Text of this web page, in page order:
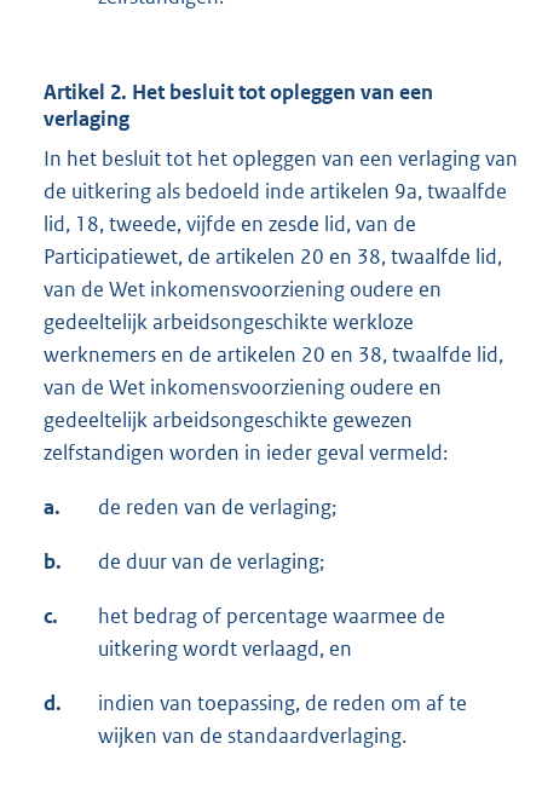
Artikel 2. Het besluit tot opleggen van een
verlaging
In het besluit tot het opleggen van een verlaging van
de uitkering als bedoeld inde artikelen 9a, twaalfde
lid, 18, tweede, vijfde en zesde lid, van de
Participatiewet, de artikelen 20 en 38, twaalfde lid,
van de Wet inkomensvoorziening oudere en
gedeeltelijk arbeidsongeschikte werkloze
werknemers en de artikelen 20 en 38, twaalfde lid,
van de Wet inkomensvoorziening oudere en
gedeeltelijk arbeidsongeschikte gewezen
zelfstandigen worden in ieder geval vermeld:
a. de reden van de verlaging;
b. de duur van de verlaging;
c.
het bedrag of percentage waarmee de
uitkering wordt verlaagd, en
d.
indien van toepassing, de reden om af te
wijken van de standaardverlaging.